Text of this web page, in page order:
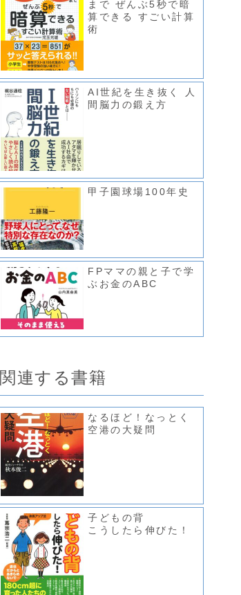
まで ぜんぶ5秒で暗
算できる すごい計算
術
AI世紀を生き抜く 人
間脳力の鍛え方
甲子園球場100年史
FPママの親と子で学
ぶお金のABC
関連する書籍
なるほど！なっとく
空港の大疑問
子どもの背
こうしたら伸びた！